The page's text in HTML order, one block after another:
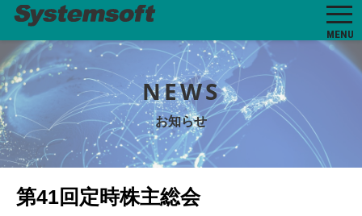
MENU
NEWS
お知らせ
第41回定時株主総会